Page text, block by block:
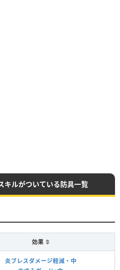
キルがついている防具一覧
効果
炎ブレスダメージ軽減・中